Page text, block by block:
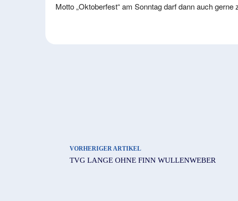
Motto „Oktoberfest“ am Sonntag darf dann auch
VORHERIGER ARTIKEL
TVG LANGE OHNE FINN WULLENWEBER